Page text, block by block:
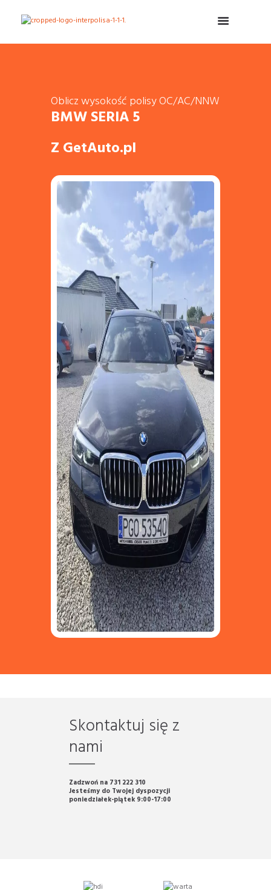
Oblicz wysokość polisy OC/AC/NNW
BMW SERIA 5
Z GetAuto.pl
Skontaktuj się z
nami
Zadzwoń na 731 222 310
Jesteśmy do Twojej dyspozycji
poniedziałek-piątek 9:00-17:00